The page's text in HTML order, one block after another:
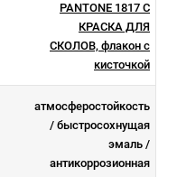
PANTONE 1817 C
КРАСКА ДЛЯ
СКОЛОВ, флакон с
кисточкой
атмосферостойкоcть
/ быстросохнущая
эмаль /
антикоррозионная